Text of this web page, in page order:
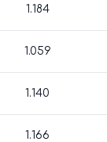
1.184
1.059
1.140
1.166